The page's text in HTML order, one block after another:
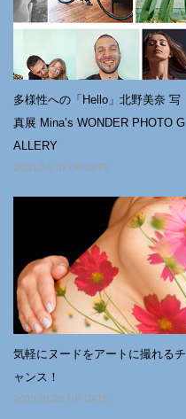
多様性への「Hello」北野美奈 写
真展 Mina’s WONDER PHOTO G
ALLERY
2021.06.10 UP DATE
気軽にヌードをアートに撮れるチ
ャンス！
2019.01.26 UP DATE